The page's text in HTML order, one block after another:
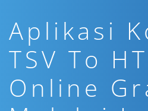
Aplikasi
TSV To
Online